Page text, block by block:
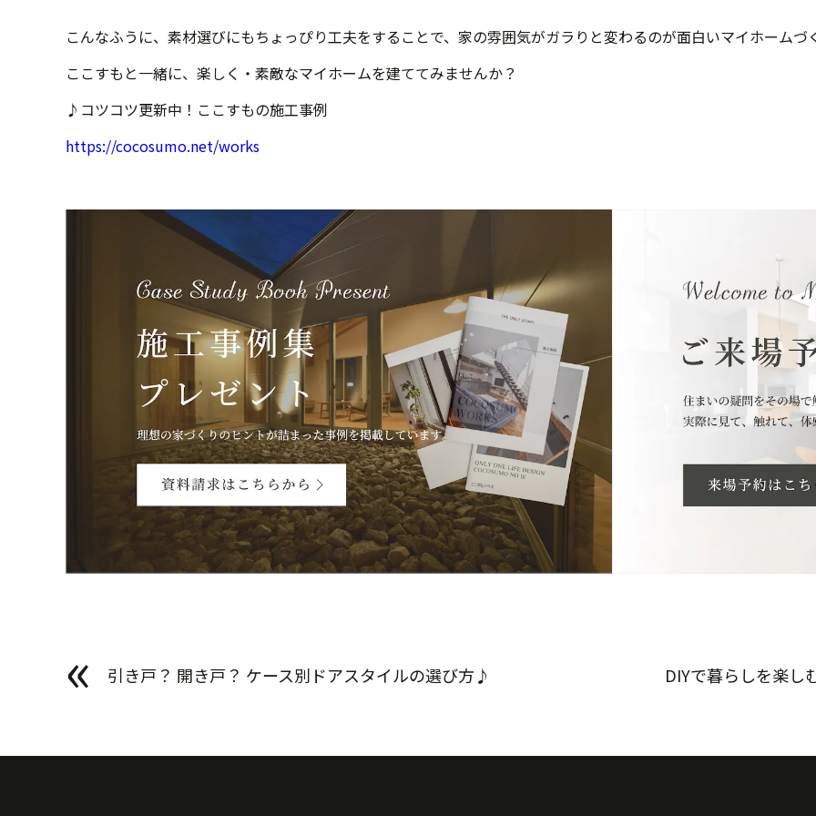
こんなふうに、素材選びにもちょっぴり工夫をすることで、家の雰囲気がガラりと変わるのが面白いマイホームづ
ここすもと一緒に、楽しく・素敵なマイホームを建ててみませんか？
♪コツコツ更新中！ここすもの施工事例
https://cocosumo.net/works
« 引き戸？ 開き戸？ ケース別ドアスタイルの選び方♪ DIYで暮らしを楽